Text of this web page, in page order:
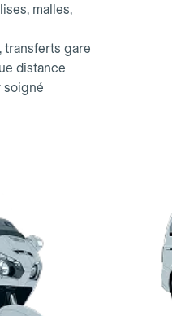
malles,
transferts gare
distance
soigné